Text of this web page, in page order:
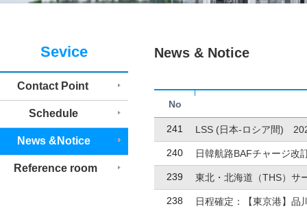
Sevice
Contact Point
Schedule
News &Notice
Reference room
News & Notice
No
241 LSS (日本-ロシア間)
240 日韓航路BAFチャージ改
239 東北・北海道（THS）サ
238 日程確定：【東京港】品